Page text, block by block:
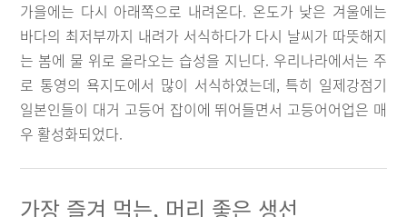
가을에는 다시 아래쪽으로 내려온다. 온도가 낮은 겨울에는
바다의 최저부까지 내려가 서식하다가 다시 날씨가 따뜻해지
는 봄에 물 위로 올라오는 습성을 지닌다. 우리나라에서는 주
로 통영의 욕지도에서 많이 서식하였는데, 특히 일제강점기
일본인들이 대거 고등어 잡이에 뛰어들면서 고등어어업은 매
우 활성화되었다.
가장 즐겨 먹는, 머리 좋은 생선